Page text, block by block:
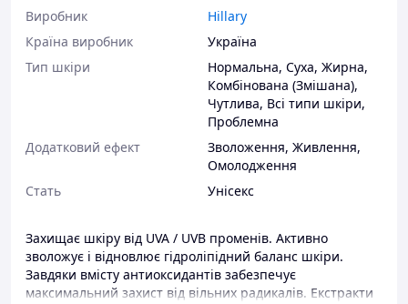
Виробник
Hillary
Країна виробник
Україна
Тип шкіри
Нормальна, Суха, Жирна,
Комбінована (Змішана),
Чутлива, Всі типи шкіри,
Проблемна
Додатковий ефект
Зволоження, Живлення,
Омолодження
Стать
Унісекс
Захищає шкіру від UVA / UVB променів. Активно
зволожує і відновлює гідроліпідний баланс шкіри.
Завдяки вмісту антиоксидантів забезпечує
максимальний захист від вільних радикалів. Екстракти